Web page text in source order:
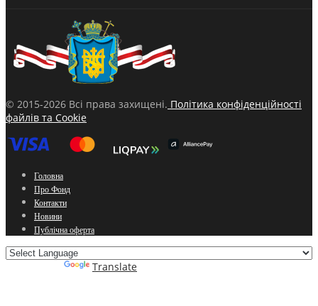
© 2015-2026 Всі права захищені. Політика конфіденційності
файлів та Cookie
Головна
Про Фонд
Контакти
Новини
Публічна оферта
Translate